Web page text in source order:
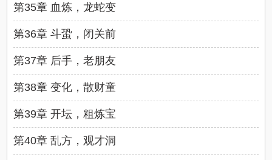
第35章 血炼，龙蛇变
第36章 斗蛩，闭关前
第37章 后手，老朋友
第38章 变化，散财童
第39章 开坛，粗炼宝
第40章 乱方，观才洞